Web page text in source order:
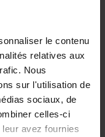
le contenu
relatives aux
Nous
sur l'utilisation de
sociaux, de
celles-ci
avez fournies
Can't
256